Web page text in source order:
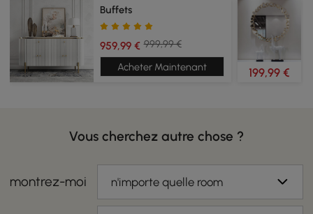
Buffets
959,99 € 999,99 €
Acheter Maintenant
199,99 €
Vous cherchez autre chose ?
montrez-moi n'importe quelle room